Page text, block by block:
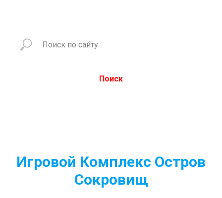
Поиск
Игровой Комплекс Остров
Сокровищ